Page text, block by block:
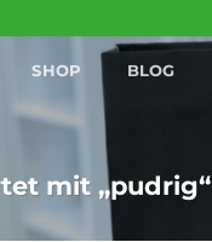
SHOP BLOG
mit „pudrig“